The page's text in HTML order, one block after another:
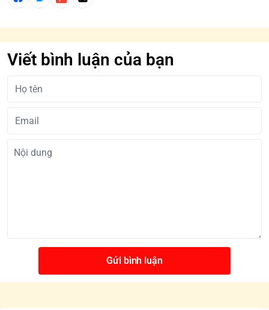
Viết bình luận của bạn
Gửi bình luận